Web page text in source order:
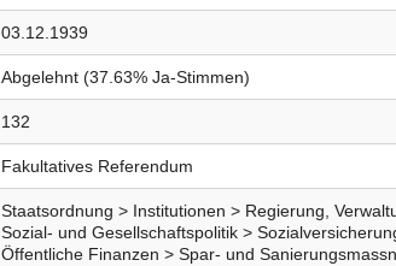
03.12.1939
Abgelehnt (37.63% Ja-Stimmen)
132
Fakultatives Referendum
Staatsordnung > Institutionen > Regierung,
Sozial- und Gesellschaftspolitik >
Öffentliche Finanzen > Spar- und